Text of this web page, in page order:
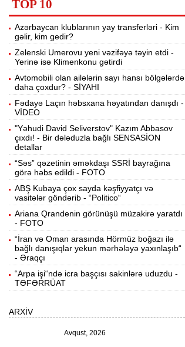
15:45
Pakistan, Səudiyyə Ərəbistanı və
Türkiyə saziş imzalayıb -Birgə müdafiə
haqqında
15:28
“Tarqovı”dakı yanğın məhdudlaşdırıldı
-VİDEOLAR
15:13
Velosipedlər Azərbaycana hansı
ölkələrdən və neçəyə gətirilib -
Pərvin Abıyeva son görünüşü diqqət
çəkdi -
14:43
Bakıda 70 min manatlıq naqil
oğurlayan şəxs tutuldu -VİDEO
14:26
Samir Şərifova yeni vəzifə verildi -
Prezident Sərəncam imzaladı
14:11 Tovuzda qadın qətlə yetirildi -Şübhəli
qardaşı oğludur
13:56 39 dərəcə isti olacaq -Sabaha olan
hava proqnozu
13:40
Prezident bu səfirlərin yerini dəyişdi -
TOP 10
Azərbaycan klublarının yay transferləri - Kim
gəlir, kim gedir?
Zelenski Umerovu yeni vəzifəyə təyin etdi -
Yerinə isə Klimenkonu gətirdi
Avtomobili olan ailələrin sayı hansı bölgələrdə
daha çoxdur? - SİYAHI
Fədayə Laçın həbsxana həyatından danışdı -
VİDEO
"Yəhudi David Seliverstov" Kazım Abbasov
çıxdı! - Bir dələduzla bağlı SENSASİON
detallar
“Səs” qəzetinin əməkdaşı SSRİ bayrağına
görə həbs edildi - FOTO
ABŞ Kubaya çox sayda kəşfiyyatçı və
vasitələr göndərib - “Politico“
Ariana Qrandenin görünüşü müzakirə yaratdı
- FOTO
“İran və Oman arasında Hörmüz boğazı ilə
bağlı danışıqlar yekun mərhələyə yaxınlaşıb“
- Əraqçı
“Arpa işi“ndə icra başçısı sakinlərə uduzdu -
TƏFƏRRÜAT
ARXİV
Avqust, 2026